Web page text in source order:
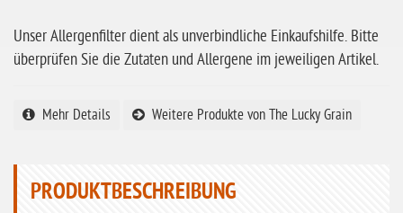
ohne Reis
ohne Mais
ohne Senf
ohne Guarkernmehl
Unser Allergenfilter dient als unverbindliche Einkaufshilfe. Bitte
überprüfen Sie die Zutaten und Allergene im jeweiligen Artikel.
Mehr Details Weitere Produkte von The Lucky Grain
PRODUKTBESCHREIBUNG